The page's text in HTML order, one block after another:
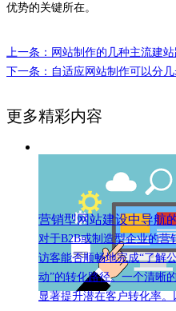
优势的关键所在。
上一条：网站制作的几种主流建
下一条：自适应网站制作可以分
更多精彩内容
营销型网站建设中导航
对于B2B或制造型企业的营
访客能否顺畅地完成“了
动”的转化路径。一个清晰
显著提升潜在客户转化率